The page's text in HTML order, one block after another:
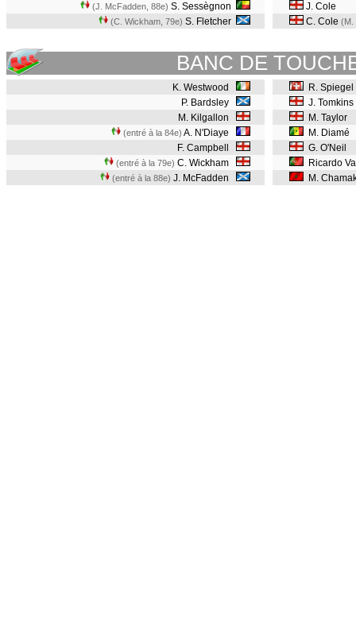
(J. McFadden, 88e) S. Sessègnon
(C. Wickham, 79e) S. Fletcher
J. Cole
C. Cole (M.
BANC DE
K. Westwood
P. Bardsley
M. Kilgallon
(entré à la 84e) A. N'Diaye
F. Campbell
(entré à la 79e) C. Wickham
(entré à la 88e) J. McFadden
R. Spiegel
J. Tomkins
M. Taylor
M. Diamé
G. O'Neil
Ricardo
M.